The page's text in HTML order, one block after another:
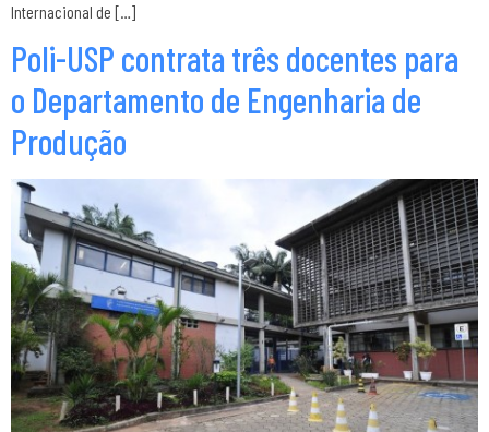
Internacional de […]
Poli-USP contrata três docentes para
o Departamento de Engenharia de
Produção